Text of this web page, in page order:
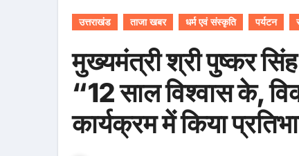
उत्तराखंड ताजा खबर धर्म एवं संस्कृति पर्यटन
मुख्यमंत्री श्री पुष्कर
“12 साल विश्वास के,
कार्यक्रम में किया